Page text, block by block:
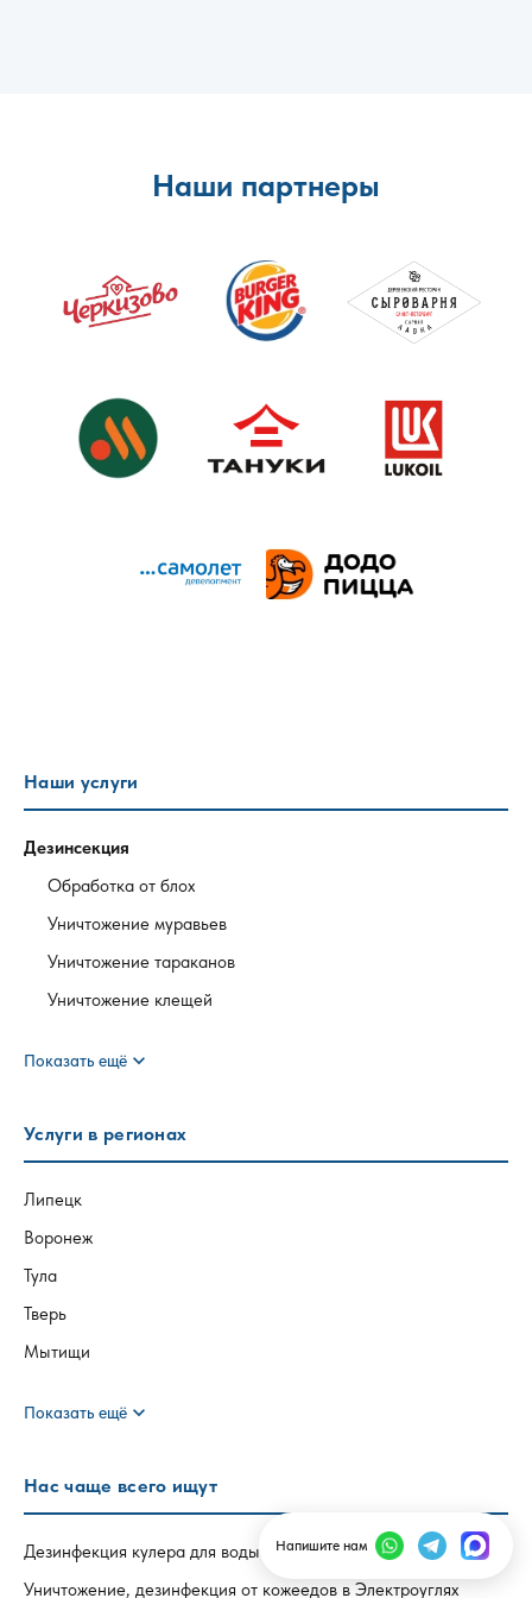
Наши партнеры
Наши услуги
Дезинсекция
Обработка от блох
Уничтожение муравьев
Уничтожение тараканов
Уничтожение клещей
Показать ещё expand_more
Услуги в регионах
Липецк
Воронеж
Тула
Тверь
Мытищи
Показать ещё expand_more
Нас чаще всего ищут
Дезинфекция кулера для воды в Электростале
Уничтожение, дезинфекция от кожеедов в Электроуглях
Напишите нам